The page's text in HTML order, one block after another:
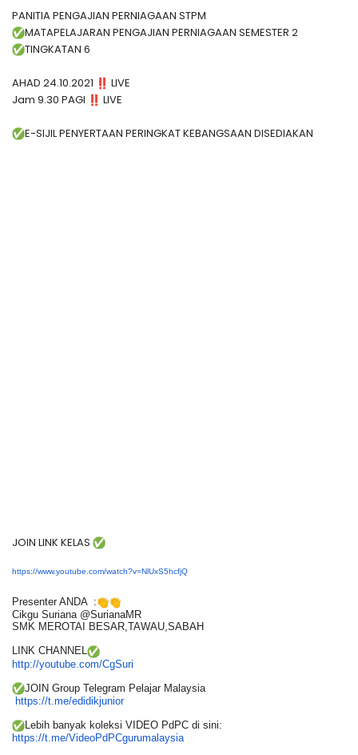
PANITIA PENGAJIAN PERNIAGAAN STPM
MATAPELAJARAN PENGAJIAN PERNIAGAAN SEMESTER 2
TINGKATAN 6
AHAD 24.10.2021
LIVE
Jam 9.30 PAGI
LIVE
E-SIJIL PENYERTAAN PERINGKAT KEBANGSAAN DISEDIAKAN
JOIN LINK KELAS
https://www.youtube.com/watch?v=NlUxS5hcfjQ
Presenter ANDA :
Cikgu Suriana @SurianaMR
SMK MEROTAI BESAR,TAWAU,SABAH
LINK CHANNEL
http://youtube.com/CgSuri
JOIN Group Telegram Pelajar Malaysia
https://t.me/edidikjunior
Lebih banyak koleksi VIDEO PdPC di sini:
https://t.me/VideoPdPCgurumalaysia